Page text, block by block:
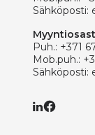
Sähköposti:
Puh.: +371
Mob.puh.:
Sähköposti: